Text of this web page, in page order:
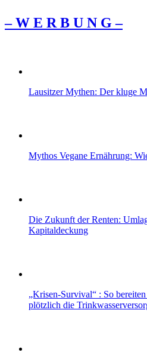
– W Ε R Β U Ν G –
Lausitzer Mythen: Der kluge
Mythos Vegane Ernährung:
Die Zukunft der Renten:
Kapitaldeckung
„Krisen-Survival“ : So
plötzlich die